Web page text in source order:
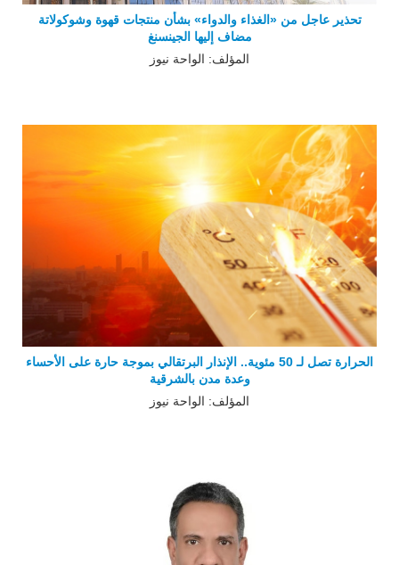
تحذير عاجل من «الغذاء والدواء» بشأن منتجات قهوة وشوكولاتة
مضاف إليها الجينسنغ
المؤلف: الواحة نيوز
الحرارة تصل لـ 50 مئوية.. الإنذار البرتقالي بموجة حارة على الأحساء
وعدة مدن بالشرقية
المؤلف: الواحة نيوز